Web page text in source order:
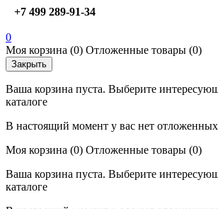
+7 499 289-91-34
0
Моя корзина (0) Отложенные товары (0)
Закрыть
Ваша корзина пуста. Выберите
каталоге
В настоящий момент у вас нет отложенных
Моя корзина (0) Отложенные товары (0)
Ваша корзина пуста. Выберите
каталоге